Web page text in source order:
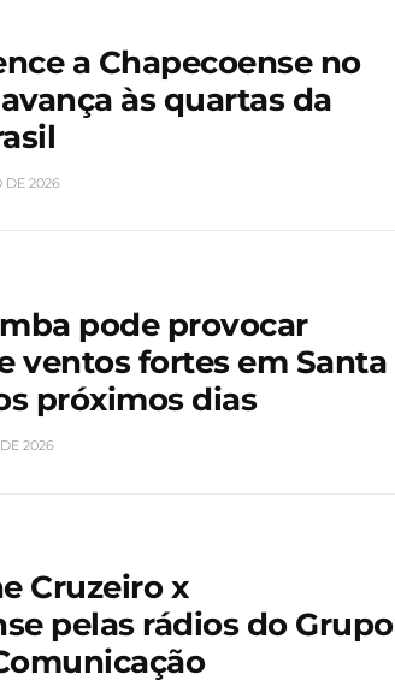
a Chapecoense no
às quartas da
DE 2026
pode provocar
ventos fortes em Santa
próximos dias
2026
Cruzeiro x
pelas rádios do Grupo